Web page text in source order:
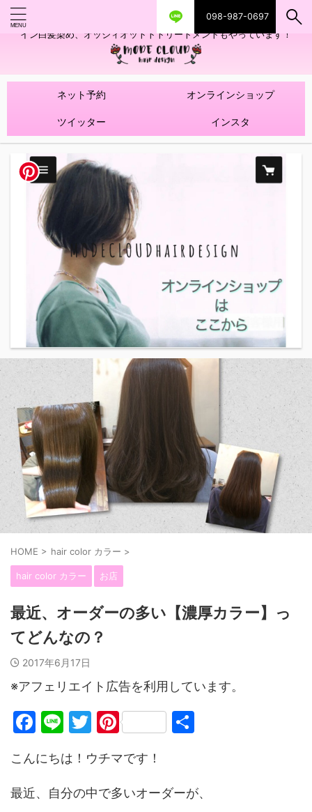
098-987-0697
艶ツヤヘアカラー！髪質改善トリートメントやハイライトを使ったデザ
イン白髪染め、オッジィオットトトリートメントもやっています！
ネット予約 オンラインショップ
ツイッター インスタ
HOME > hair color カラー >
hair color カラー お店
最近、オーダーの多い【濃厚カラー】っ
てどんなの？
2017年6月17日
※アフェリエイト広告を利用しています。
F
c
e
Li
e
T
itt
er
Pi
er
e
こんにちは！ウチマです！
最近、自分の中で多いオーダーが、